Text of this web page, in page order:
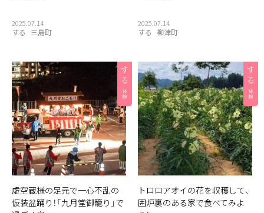
2025.07.14
する 三島町
2025.07.14
する 柳津町
虚空蔵様の足元で一心不乱の
仮装盆踊り！「九月堂御籠り」で
トロロアオイの花を収穫して、
囲炉裏のある家で食べてみよ